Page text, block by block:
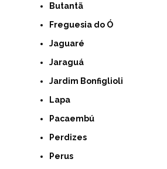
Butantã
Freguesia do Ó
Jaguaré
Jaraguá
Jardim Bonfiglioli
Lapa
Pacaembú
Perdizes
Perus